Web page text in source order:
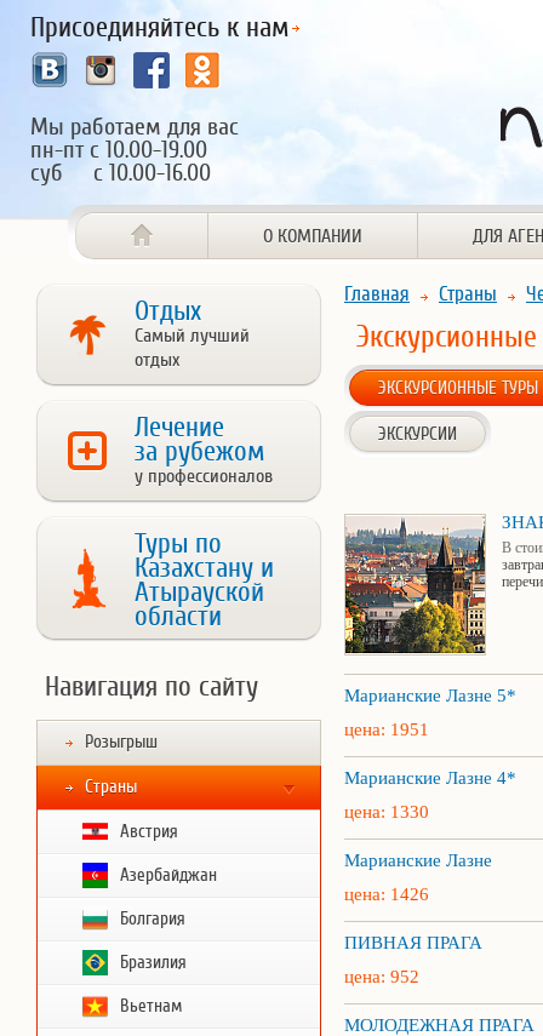
Присоединяйтесь к нам
Мы работаем для вас
пн-пт с 10.00-19.00
суб с 10.00-16.00
О КОМПАНИИ ДЛЯ
Отдых
Самый лучший
отдых
Лечение
за рубежом
у профессионалов
Туры по
Казахстану и
Атырауской
области
Навигация по сайту
Розыгрыш
Страны
Австрия
Азербайджан
Болгария
Бразилия
Вьетнам
Главная Страны
ЭКСКУРСИОННЫЕ ТУРЫ
ЭКСКУРСИИ
В
Марианские Лазне 5*
цена: 1951
Марианские Лазне 4*
цена: 1330
Марианские Лазне
цена: 1426
ПИВНАЯ ПРАГА
цена: 952
МОЛОДЕЖНАЯ ПРАГА